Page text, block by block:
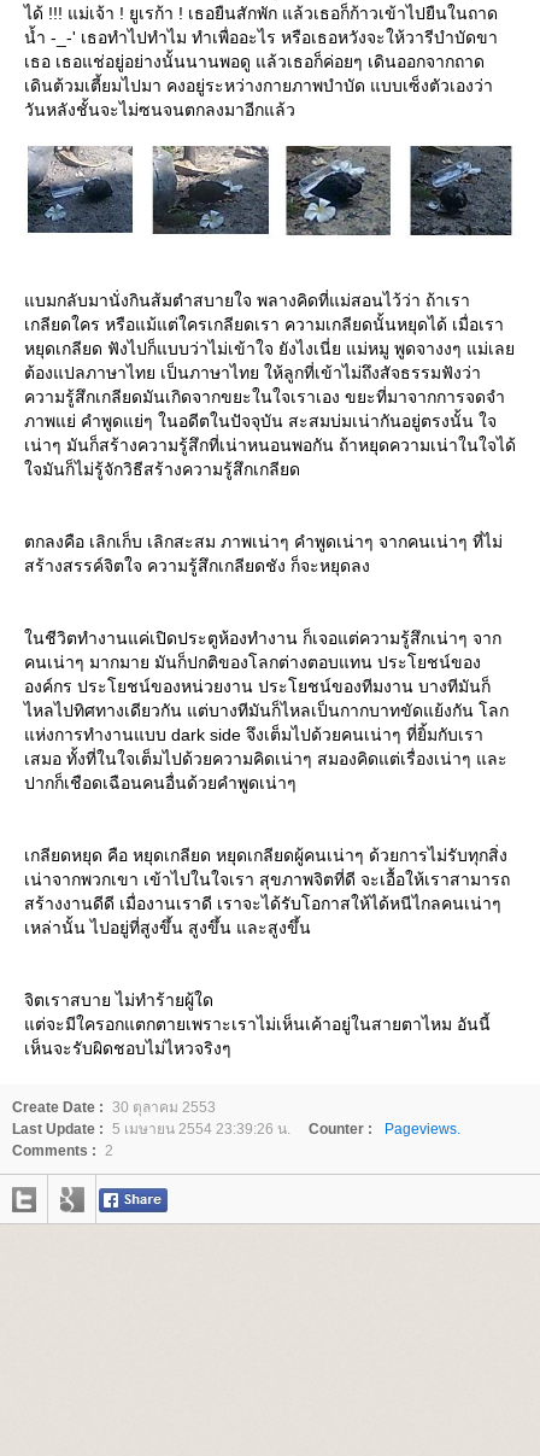
ได้ !!! แม่เจ้า ! ยูเรก้า ! เธอยืนสักพัก แล้วเธอก็ก้าวเข้าไปยืนในถาด
น้ำ -_-' เธอทำไปทำไม ทำเพื่ออะไร หรือเธอหวังจะให้วารีบำบัดขา
เธอ เธอแช่อยู่อย่างนั้นนานพอดู แล้วเธอก็ค่อยๆ เดินออกจากถาด
เดินต้วมเตี้ยมไปมา คงอยู่ระหว่างกายภาพบำบัด แบบเซ็งตัวเองว่า
วันหลังชั้นจะไม่ซนจนตกลงมาอีกแล้ว
บมกลับมานั่งกินส้มตำสบายใจ พลางคิดที่แม่สอนไว้ว่า ถ้าเรา
เกลียดใคร หรือแม้แต่ใครเกลียดเรา ความเกลียดนั้นหยุดได้ เมื่อเรา
หยุดเกลียด ฟังไปก็แบบว่าไม่เข้าใจ ยังไงเนี่ย แม่หมู พูดจางงๆ แม่เล
ต้องแปลภาษาไทย เป็นภาษาไทย ให้ลูกที่เข้าไม่ถึงสัจธรรมฟังว่า
ความรู้สึกเกลียดมันเกิดจากขยะในใจเราเอง ขยะที่มาจากการจดจำ
ภาพแย่ คำพูดแย่ๆ ในอดีตในปัจจุบัน สะสมบ่มเน่ากันอยู่ตรงนั้น ใจ
เน่าๆ มันก็สร้างความรู้สึกที่เน่าหนอนพอกัน ถ้าหยุดความเน่าในใจได้
จมันก็ไม่รู้จักวิธีสร้างความรู้สึกเกลียด
ตกลงคือ เลิกเก็บ เลิกสะสม ภาพเน่าๆ คำพูดเน่าๆ จากคนเน่าๆ ที่ไม่
สร้างสรรค์จิตใจ ความรู้สึกเกลียดชัง ก็จะหยุดลง
นชีวิตทำงานแค่เปิดประตูห้องทำงาน ก็เจอแต่ความรู้สึกเน่าๆ จาก
คนเน่าๆ มากมาย มันก็ปกติของโลกต่างตอบแทน ประโยชน์ของ
องค์กร ประโยชน์ของหน่วยงาน ประโยชน์ของทีมงาน บางทีมันก็
ไหลไปทิศทางเดียวกัน แต่บางทีมันก็ไหลเป็นกากบาทขัดแย้งกัน โลก
ห่งการทำงานแบบ dark side จึงเต็มไปด้วยคนเน่าๆ ที่ยิ้มกับเรา
เสมอ ทั้งที่ในใจเต็มไปด้วยความคิดเน่าๆ สมองคิดแต่เรื่องเน่าๆ และ
ปากก็เชือดเฉือนคนอื่นด้วยคำพูดเน่าๆ
เกลียดหยุด คือ หยุดเกลียด หยุดเกลียดผู้คนเน่าๆ ด้วยการไม่รับทุกสิ่ง
เน่าจากพวกเขา เข้าไปในใจเรา สุขภาพจิตที่ดี จะเอื้อให้เราสามารถ
สร้างงานดีดี เมื่องานเราดี เราจะได้รับโอกาสให้ได้หนีไกลคนเน่าๆ
เหล่านั้น ไปอยู่ที่สูงขึ้น สูงขึ้น และสูงขึ้น
จิตเราสบาย ไม่ทำร้ายผู้ใด
ต่จะมีใครอกแตกตายเพราะเราไม่เห็นเค้าอยู่ในสายตาไหม อันนี้
เห็นจะรับผิดชอบไม่ไหวจริงๆ
Create Date : 30 ตุลาคม 2553
Last Update : 5 เมษายน 2554 23:39:26 น. Counter :
Pageviews.
Comments : 2